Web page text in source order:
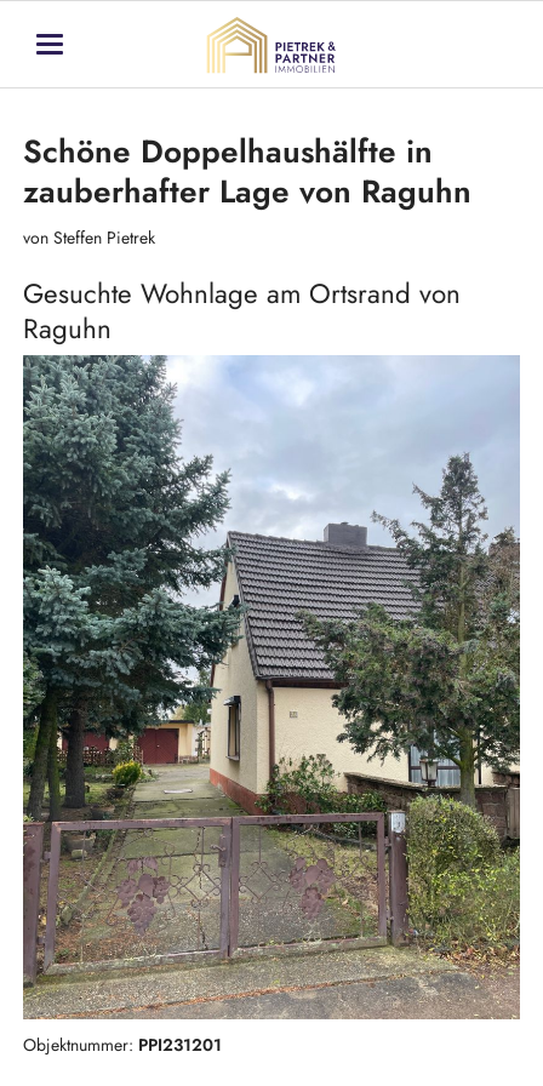
Schöne Doppelhaushälfte in
zauberhafter Lage von Raguhn
von Steffen Pietrek
Gesuchte Wohnlage am Ortsrand von
Raguhn
Objektnummer: PPI231201